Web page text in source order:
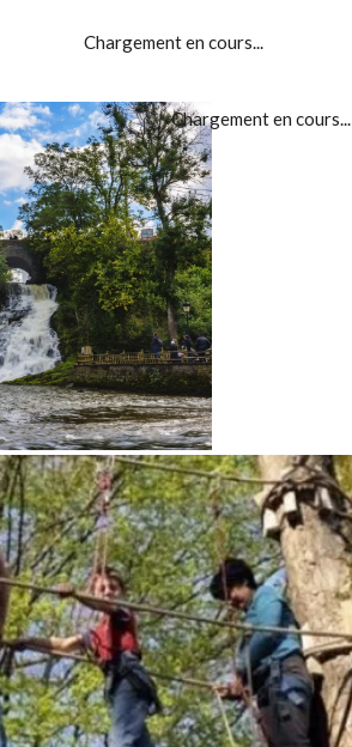
Chargement en cours...
Chargement en cours...